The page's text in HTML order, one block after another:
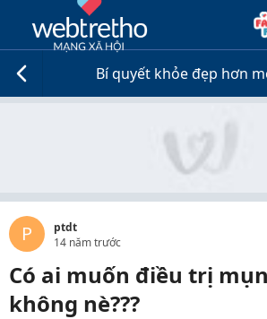
Bí quyết khỏe đẹp hơn
P
ptdt
14 năm trước
Có ai muốn điều trị
không nè???